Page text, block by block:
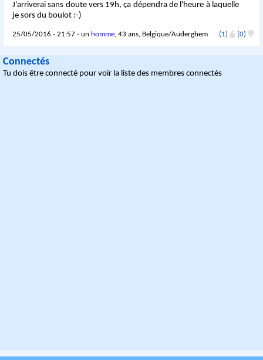
J'arriverai sans doute vers 19h, ça dépendra de l'heure à laquelle
je sors du boulot :-)
25/05/2016 - 21:57 - un homme, 43 ans, Belgique/Auderghem (1) (0)
Connectés
Tu dois être connecté pour voir la liste des membres connectés